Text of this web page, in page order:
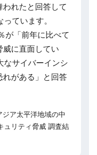
れたと回答して
ています。
が「前年に比べて
に直面してい
なサイバーインシ
がある」と回答
ア太平洋地域の中
ュリティ脅威 調査結